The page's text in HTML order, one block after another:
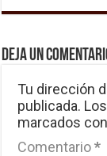
Deja un
Tu dirección
publicada.
marcados
Comentario*